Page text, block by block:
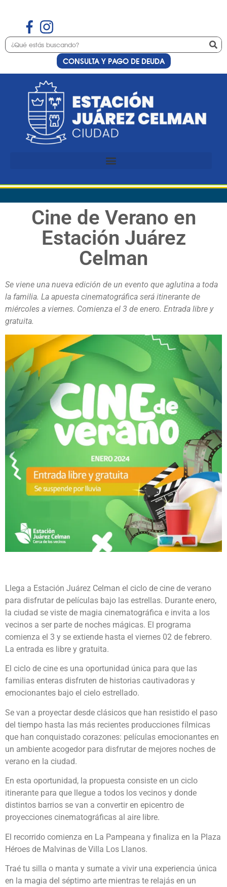
CONSULTA Y PAGO DE DEUDA
Cine de Verano en
Estación Juárez
Celman
Se viene una nueva edición de un evento que aglutina a toda
la familia. La apuesta cinematográfica será itinerante de
miércoles a viernes. Comienza el 3 de enero. Entrada libre y
gratuita.
Llega a Estación Juárez Celman el ciclo de cine de verano
para disfrutar de películas bajo las estrellas. Durante enero,
la ciudad se viste de magia cinematográfica e invita a los
vecinos a ser parte de noches mágicas. El programa
comienza el 3 y se extiende hasta el viernes 02 de febrero.
La entrada es libre y gratuita.
El ciclo de cine es una oportunidad única para que las
familias enteras disfruten de historias cautivadoras y
emocionantes bajo el cielo estrellado.
Se van a proyectar desde clásicos que han resistido el paso
del tiempo hasta las más recientes producciones fílmicas
que han conquistado corazones: películas emocionantes en
un ambiente acogedor para disfrutar de mejores noches de
verano en la ciudad.
En esta oportunidad, la propuesta consiste en un ciclo
itinerante para que llegue a todos los vecinos y donde
distintos barrios se van a convertir en epicentro de
proyecciones cinematográficas al aire libre.
El recorrido comienza en La Pampeana y finaliza en la Plaza
Héroes de Malvinas de Villa Los Llanos.
Traé tu silla o manta y sumate a vivir una experiencia única
en la magia del séptimo arte mientras te relajás en un